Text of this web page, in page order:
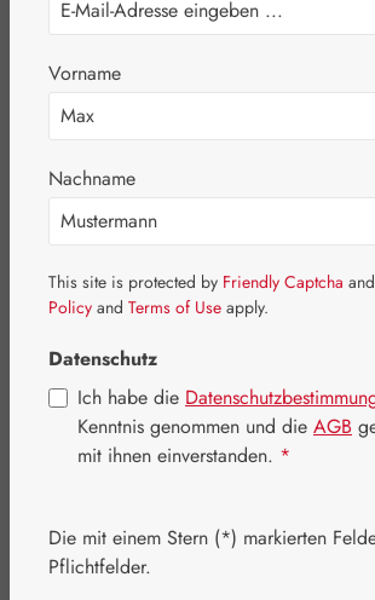
Bildergalerie überspringen
6,00 €
Inhalt: 0.01 Liter
Preise inkl. MwSt. zzgl. Versandkosten
Vorname
Nachname
This site is protected by Friendly Captcha
Policy and Terms of Use apply.
Datenschutz
Ich habe die
Kenntnis genommen und die AGB
mit ihnen einverstanden. *
Die mit einem Stern (*) markierten
Pflichtfelder.